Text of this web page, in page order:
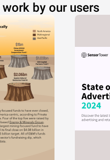
by our users